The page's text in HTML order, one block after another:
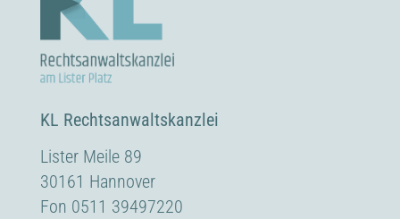
KL Rechtsanwaltskanzlei
Lister Meile 89
30161 Hannover
Fon 0511 39497220